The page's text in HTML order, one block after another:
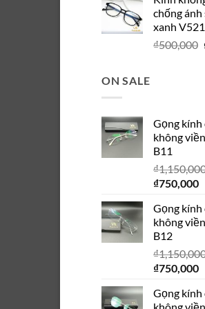
chống ánh
xanh V521
₫500,000
ON SALE
Gọng kính
không
B11
₫
Giá
là:
₫1,150,000.
₫750,000
là:
Gọng kính
không
B12
₫
Giá
là:
₫750,000
Gọng kính
không